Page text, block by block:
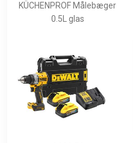
KÜCHENPROF Målebæger
0.5L glas